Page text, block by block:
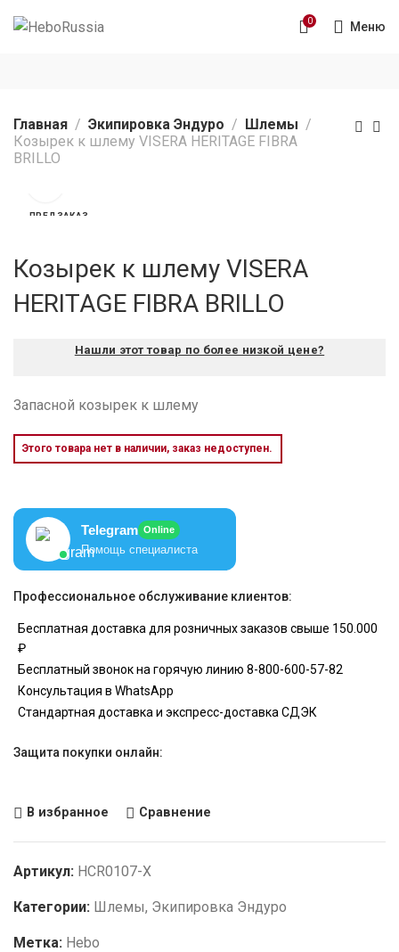
0 Меню
Главная Экипировка Эндуро
Шлемы
Козырек к шлему VISERA HERITAGE FIBRA
BRILLO
ПРЕДЗАКАЗ
Козырек к шлему VISERA
HERITAGE FIBRA BRILLO
Нашли этот товар по более низкой цене?
Запасной козырек к шлему
Этого товара нет в наличии, заказ недоступен.
Telegram Online
Помощь специалиста
Профессиональное обслуживание клиентов:
Бесплатная доставка для розничных заказов свыше 150.000
₽
Бесплатный звонок на горячую линию 8-800-600-57-82
Консультация в WhatsApp
Стандартная доставка и экспресс-доставка СДЭК
Защита покупки онлайн:
В избранное Сравнение
Артикул: HCR0107-X
Категории: Шлемы, Экипировка Эндуро
Метка: Hebo